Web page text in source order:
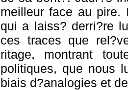
meilleur face au pire.
qui a laiss? derri?re
ces traces que
ritage, montrant
politiques, que nous
biais d?analogies et